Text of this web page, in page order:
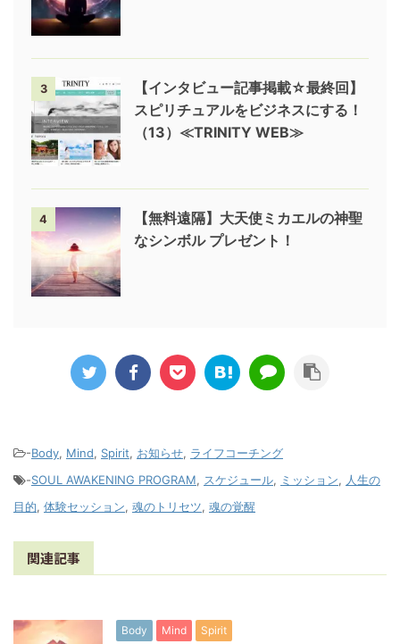
3
【インタビュー記事掲載☆最終回】
スピリチュアルをビジネスにする！
（13）≪TRINITY WEB≫
4
【無料遠隔】大天使ミカエルの神聖
なシンボル プレゼント！
-Body, Mind, Spirit, お知らせ, ライフコーチング
-SOUL AWAKENING PROGRAM, スケジュール, ミッション, 人生の
目的, 体験セッション, 魂のトリセツ, 魂の覚醒
関連記事
Body Mind Spirit